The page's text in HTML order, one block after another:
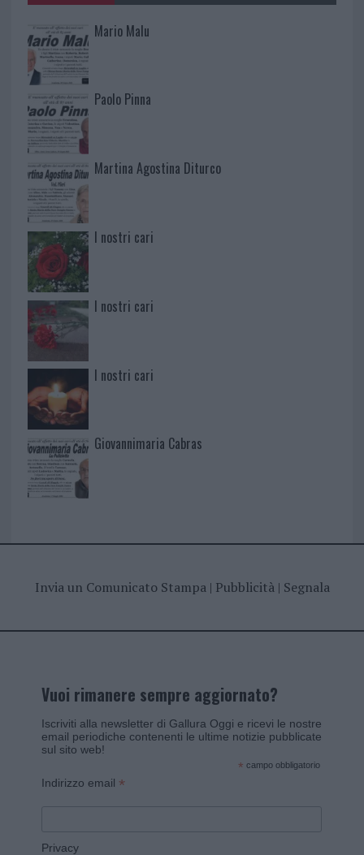
Mario Malu
Paolo Pinna
Martina Agostina Diturco
I nostri cari
I nostri cari
I nostri cari
Giovannimaria Cabras
Invia un Comunicato Stampa| Pubblicità| Segnala
Vuoi rimanere sempre aggiornato?
Iscriviti alla newsletter di Gallura Oggi e ricevi le nostre
email periodiche contenenti le ultime notizie pubblicate
sul sito web!
* campo obbligatorio
Indirizzo email *
Privacy